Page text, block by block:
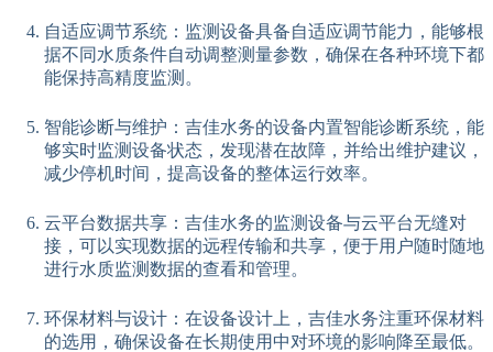
自适应调节系统：监测设备具备自适应调节能力，能够根
据不同水质条件自动调整测量参数，确保在各种环境下都
能保持高精度监测。
智能诊断与维护：吉佳水务的设备内置智能诊断系统，能
够实时监测设备状态，发现潜在故障，并给出维护建议，
减少停机时间，提高设备的整体运行效率。
云平台数据共享：吉佳水务的监测设备与云平台无缝对
接，可以实现数据的远程传输和共享，便于用户随时随地
进行水质监测数据的查看和管理。
环保材料与设计：在设备设计上，吉佳水务注重环保材料
的选用，确保设备在长期使用中对环境的影响降至最低。